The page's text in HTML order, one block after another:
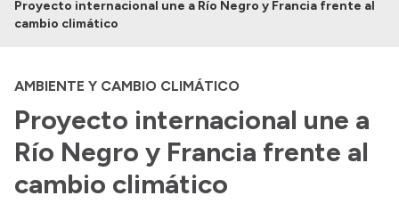
Institucional
Autoridades
Delegaciones
Consultorios Propios
Presentación CV
Proyecto internacional une a Río Negro y Francia frente al
cambio climático
AMBIENTE Y CAMBIO CLIMÁTICO
Proyecto internacional une a
Río Negro y Francia frente al
cambio climático